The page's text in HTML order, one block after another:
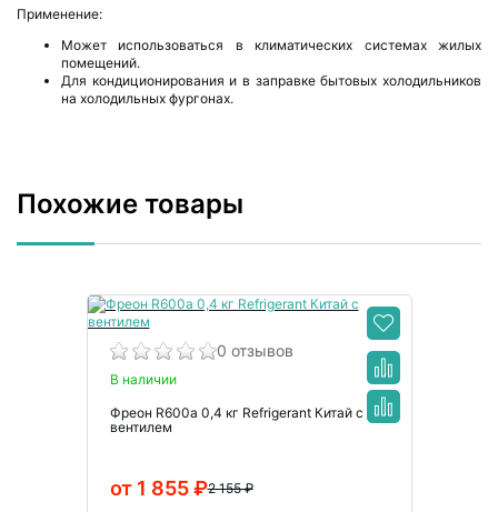
Применение:
Может использоваться в климатических системах жилых
помещений.
Для кондиционирования и в заправке бытовых холодильников
на холодильных фургонах.
Похожие товары
0 отзывов
В наличии
Фреон R600a 0,4 кг Refrigerant Китай с
вентилем
2 155 ₽
от 1 855 ₽